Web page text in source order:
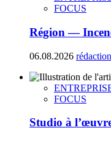
FOCUS
Région —
06.08.2026 rédaction
FOCUS
Studio à